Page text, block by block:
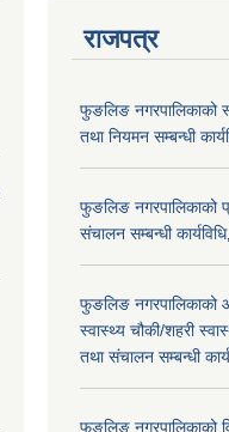
राजपत्र
फुङलिङ नगरपालिकाको
तथा नियमन सम्बन्धी
फुङलिङ नगरपालिकाको
संचालन सम्बन्धी
फुङलिङ नगरपालिकाको
स्वास्थ्य चौकी/शहरी
तथा संचालन सम्बन्धी
फुङलिङ नगरपालिकाको